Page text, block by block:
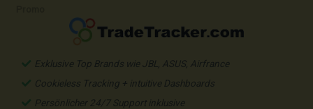
Exklusive Top Brands wie JBL, ASUS, Airfrance
Cookieless Tracking + intuitive Dashboards
Persönlicher 24/7 Support inklusive